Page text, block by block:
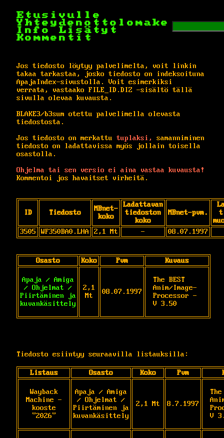
Etusivulle
Yhteydenottolomake
Info
Lisätyt
Kommentit
Jos tiedosto löytyy palvelimelta, voit linkin
takaa tarkastaa, josko tiedosto on indeksoituna
ApajaIndex-sivustolla. Voit esimerkiksi
verrata, vastaako FILE_ID.DIZ -sisältö tällä
sivulla olevaa kuvausta.
BLAKE3/b3sum otettu palvelimella olevasta
tiedostosta.
Jos tiedosto on merkattu tuplaksi,
samanniminen
tiedosto on ladattavissa myös jollain toisella
osastolla.
Ohjelma tai sen versio ei aina vastaa kuvausta!
Kommentoi jos havaitset virheitä.
ID Tiedosto
MBnet-
koko
Ladattavan
tiedoston
koko
MBnet-pvm.
3505
WF350BA0.LHA 2,1 Mt - 08.07.1997
Osasto Koko Pvm Kuvaus
Apaja / Amiga
/ Ohjelmat /
Piirtäminen ja
kuvankäsittely
2,1
Mt
08.07.1997
The BEST
Anim/Image-
Processor -
V 3.50
Tiedosto esiintyy seuraavilla listauksilla:
Listaus Osasto Koko Pvm
Wayback
Machine -
kooste
"2026"
Apaja / Amiga
/ Ohjelmat /
Piirtäminen ja
kuvankäsittely
2,1 Mt 8.7.1997
The
V